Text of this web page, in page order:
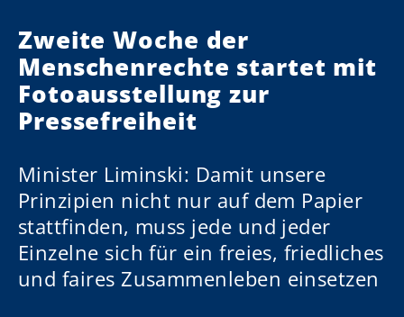
Zweite Woche der
Menschenrechte startet mit
Fotoausstellung zur
Pressefreiheit
Minister Liminski: Damit unsere
Prinzipien nicht nur auf dem Papier
stattfinden, muss jede und jeder
Einzelne sich für ein freies, friedliches
und faires Zusammenleben einsetzen